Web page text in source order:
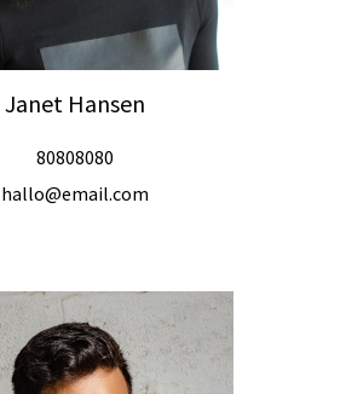
Janet Hansen
80808080
hallo@email.com